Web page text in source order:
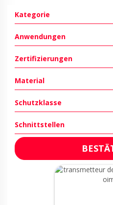
Kategorie
Anwendungen
Zertifizierungen
Material
Schutzklasse
Schnittstellen